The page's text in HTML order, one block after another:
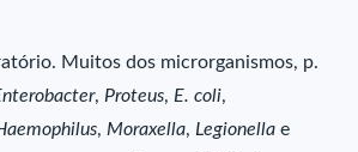
Muitos dos microrganismos, p.
, Proteus, E. coli,
, Moraxella, Legionella e